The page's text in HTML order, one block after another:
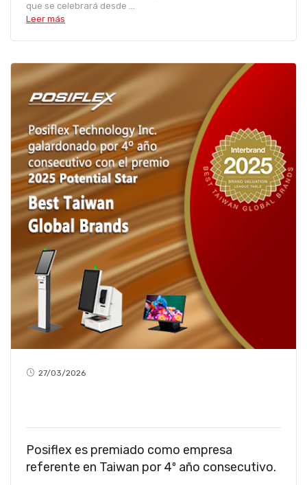
que se celebrará desde ...
Leer más
27/03/2026
Posiflex es premiado como empresa
referente en Taiwan por 4º año consecutivo.